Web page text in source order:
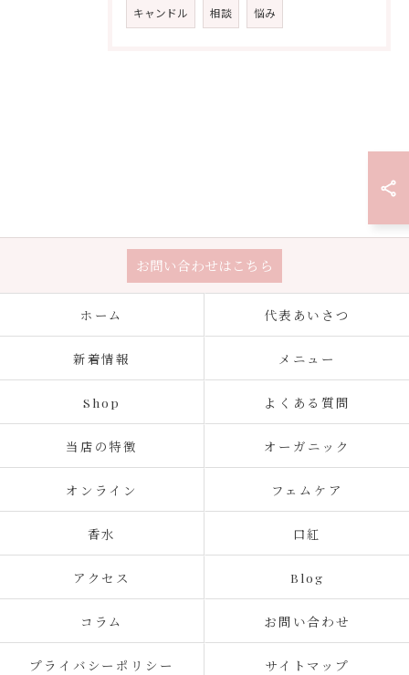
キャンドル 相談 悩み
お問い合わせはこちら
ホーム 代表あいさつ
新着情報 メニュー
Shop よくある質問
当店の特徴 オーガニック
オンライン フェムケア
香水 口紅
アクセス Blog
コラム お問い合わせ
プライバシーポリシー サイトマップ